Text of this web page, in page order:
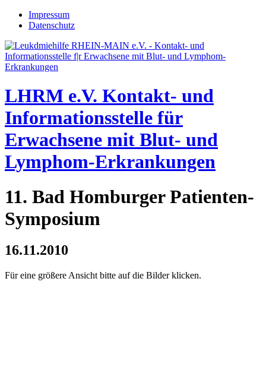
Jump to navigation
Impressum
Datenschutz
LHRM e.V. Kontakt- und
Informationsstelle für
Erwachsene mit Blut- und
Lymphom-Erkrankungen
11. Bad Homburger Patienten-
Symposium
16.11.2010
Für eine größere Ansicht bitte auf die Bilder klicken.